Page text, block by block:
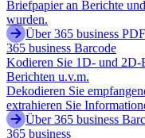
Briefpapier an Berichte
wurden.
Über 365 business PDF
365 business Barcode
Kodieren Sie 1D- und 2D-
Berichten u.v.m.
Dekodieren Sie
extrahieren Sie
Über 365 business
365 business